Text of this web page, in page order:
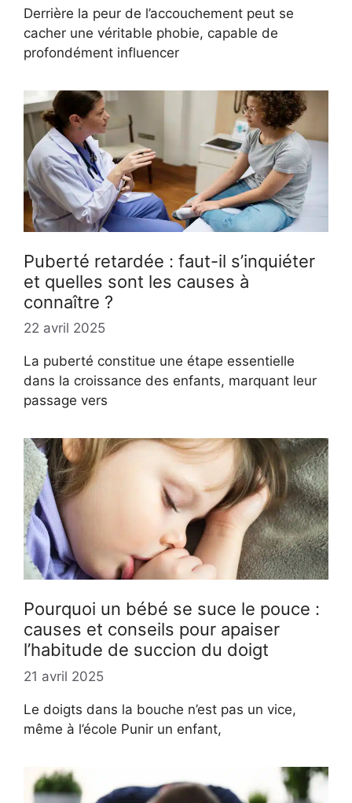
Derrière la peur de l’accouchement peut se
cacher une véritable phobie, capable de
profondément influencer
Puberté retardée : faut-il s’inquiéter
et quelles sont les causes à
connaître ?
22 avril 2025
La puberté constitue une étape essentielle
dans la croissance des enfants, marquant leur
passage vers
Pourquoi un bébé se suce le pouce :
causes et conseils pour apaiser
l’habitude de succion du doigt
21 avril 2025
Le doigts dans la bouche n’est pas un vice,
même à l’école Punir un enfant,